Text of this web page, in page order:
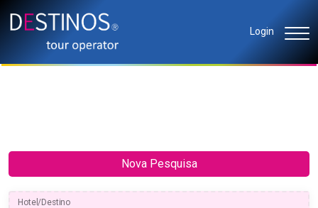
Login
Nova Pesquisa
Hotel/Destino